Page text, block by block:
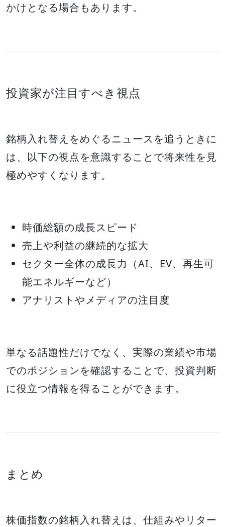
かけとなる場合もあります。
投資家が注目すべき視点
銘柄入れ替えをめぐるニュースを追うときに
は、以下の視点を意識することで将来性を見
極めやすくなります。
時価総額の成長スピード
売上や利益の継続的な拡大
セクター全体の成長力（AI、EV、再生可
能エネルギーなど）
アナリストやメディアの注目度
単なる話題性だけでなく、実際の業績や市場
でのポジションを確認することで、投資判断
に役立つ情報を得ることができます。
まとめ
株価指数の銘柄入れ替えは、仕組みやリター